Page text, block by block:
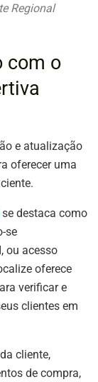
Regional
com o
e atualização
oferecer uma
se destaca como
se
ou acesso
oferece
verificar e
clientes em
cliente,
de compra,